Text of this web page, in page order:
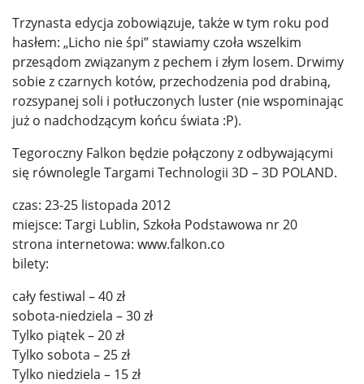
Trzynasta edycja zobowiązuje, także w tym roku pod
hasłem: „Licho nie śpi” stawiamy czoła wszelkim
przesądom związanym z pechem i złym losem. Drwimy
sobie z czarnych kotów, przechodzenia pod drabiną,
rozsypanej soli i potłuczonych luster (nie wspominając
już o nadchodzącym końcu świata :P).
Tegoroczny Falkon będzie połączony z odbywającymi
się równolegle Targami Technologii 3D – 3D POLAND.
czas: 23-25 listopada 2012
miejsce: Targi Lublin, Szkoła Podstawowa nr 20
strona internetowa: www.falkon.co
bilety:
cały festiwal – 40 zł
sobota-niedziela – 30 zł
Tylko piątek – 20 zł
Tylko sobota – 25 zł
Tylko niedziela – 15 zł